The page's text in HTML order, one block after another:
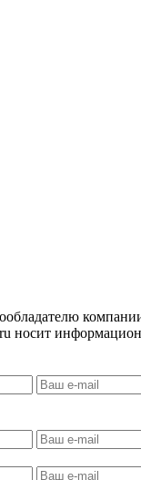
носит